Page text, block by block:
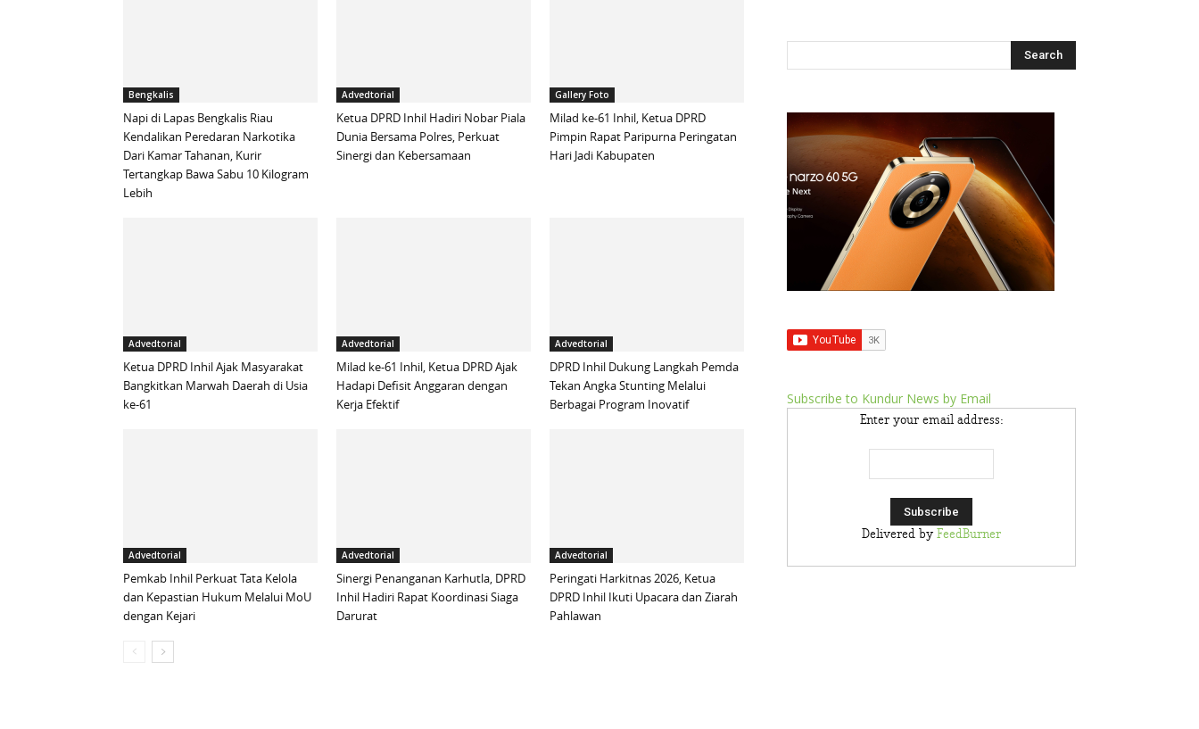
Bengkalis
Napi di Lapas Bengkalis Riau
Kendalikan Peredaran Narkotika
Dari Kamar Tahanan, Kurir
Tertangkap Bawa Sabu 10 Kilogram
Lebih
Advedtorial
Ketua DPRD Inhil Hadiri Nobar Piala
Dunia Bersama Polres, Perkuat
Sinergi dan Kebersamaan
Gallery Foto
Milad ke-61 Inhil, Ketua DPRD
Pimpin Rapat Paripurna Peringatan
Hari Jadi Kabupaten
Advedtorial
Ketua DPRD Inhil Ajak Masyarakat
Bangkitkan Marwah Daerah di Usia
ke-61
Advedtorial
Milad ke-61 Inhil, Ketua DPRD Ajak
Hadapi Defisit Anggaran dengan
Kerja Efektif
Advedtorial
DPRD Inhil Dukung Langkah Pemda
Tekan Angka Stunting Melalui
Berbagai Program Inovatif
Advedtorial
Pemkab Inhil Perkuat Tata Kelola
dan Kepastian Hukum Melalui MoU
dengan Kejari
Advedtorial
Sinergi Penanganan Karhutla, DPRD
Inhil Hadiri Rapat Koordinasi Siaga
Darurat
Advedtorial
Peringati Harkitnas 2026, Ketua
DPRD Inhil Ikuti Upacara dan Ziarah
Pahlawan
Subscribe to Kundur News by Email
Enter your email address:
Delivered by FeedBurner